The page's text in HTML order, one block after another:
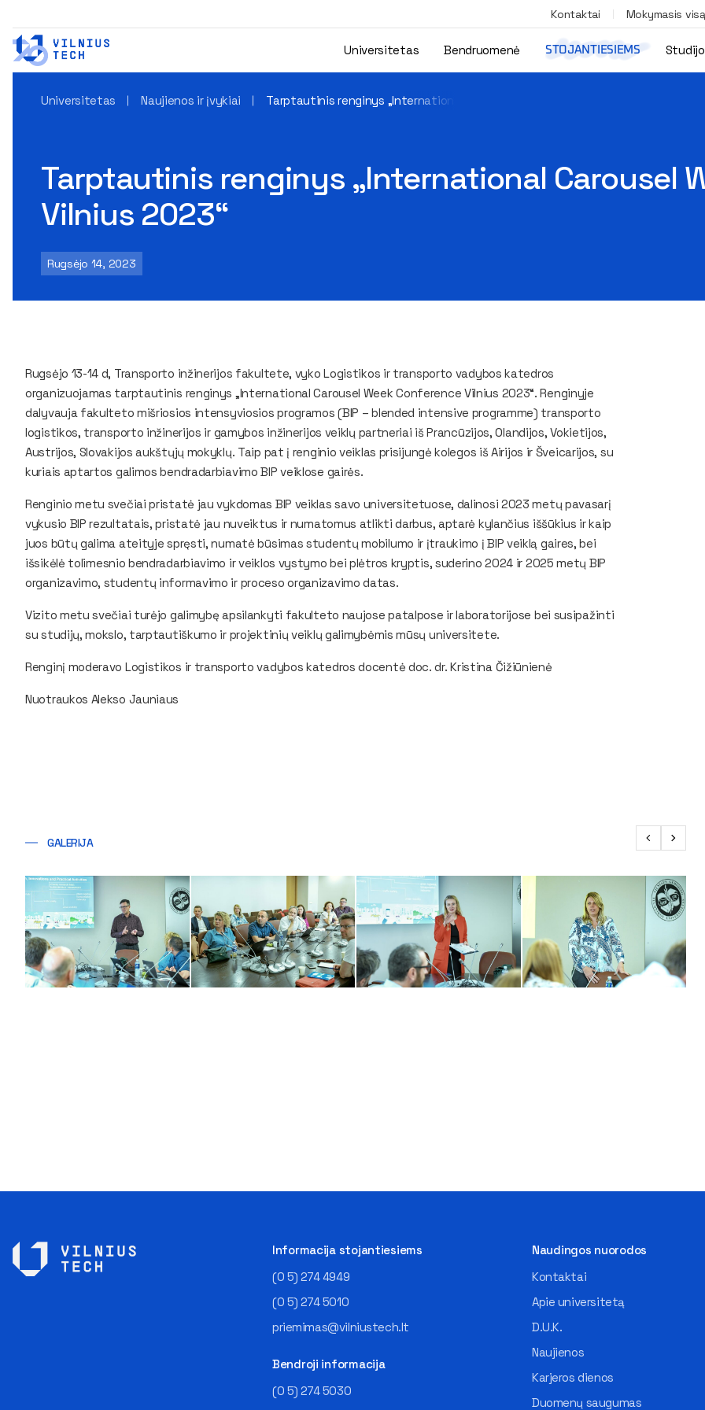
Kontaktai Mokymasis
Universitetas Bendruomenė STOJANTIESIEMS
Universitetas Naujienos ir įvykiai Tarptautinis renginys „International Carousel Week Conference Vilnius 2023“
Tarptautinis renginys „International Carousel
Vilnius 2023“
Rugsėjo 14, 2023
Rugsėjo 13-14 d, Transporto inžinerijos fakultete, vyko Logistikos ir transporto vadybos katedros
organizuojamas tarptautinis renginys „International Carousel Week Conference Vilnius 2023“. Renginyje
dalyvauja fakulteto mišriosios intensyviosios programos (BIP – blended intensive programme) transporto
logistikos, transporto inžinerijos ir gamybos inžinerijos veiklų partneriai iš Prancūzijos, Olandijos, Vokietijos,
Austrijos, Slovakijos aukštųjų mokyklų. Taip pat į renginio veiklas prisijungė kolegos iš Airijos ir Šveicarijos, su
kuriais aptartos galimos bendradarbiavimo BIP veiklose gairės.
Renginio metu svečiai pristatė jau vykdomas BIP veiklas savo universitetuose, dalinosi 2023 metų pavasarį
vykusio BIP rezultatais, pristatė jau nuveiktus ir numatomus atlikti darbus, aptarė kylančius iššūkius ir kaip
juos būtų galima ateityje spręsti, numatė būsimas studentų mobilumo ir įtraukimo į BIP veiklą gaires, bei
išsikėlė tolimesnio bendradarbiavimo ir veiklos vystymo bei plėtros kryptis, suderino 2024 ir 2025 metų BIP
organizavimo, studentų informavimo ir proceso organizavimo datas.
Vizito metu svečiai turėjo galimybę apsilankyti fakulteto naujose patalpose ir laboratorijose bei susipažinti
su studijų, mokslo, tarptautiškumo ir projektinių veiklų galimybėmis mūsų universitete.
Renginį moderavo Logistikos ir transporto vadybos katedros docentė doc. dr. Kristina Čižiūnienė
Nuotraukos Alekso Jauniaus
GALERIJA
Informacija stojantiesiems
(0 5) 274 4949
(0 5) 274 5010
priemimas@vilniustech.lt
Bendroji informacija
(0 5) 274 5030
Naudingos nuorodos
Kontaktai
Apie universitetą
D.U.K.
Naujienos
Karjeros dienos
Duomenų saugumas